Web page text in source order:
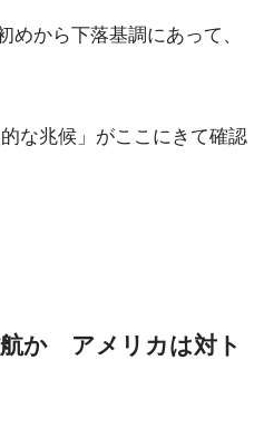
から下落基調にあって、
な兆候」がここにきて確認
か アメリカは対ト